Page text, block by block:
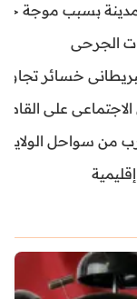
الجرحى
تجاوزت 1.5 مليار
على القاصرين
من سواحل